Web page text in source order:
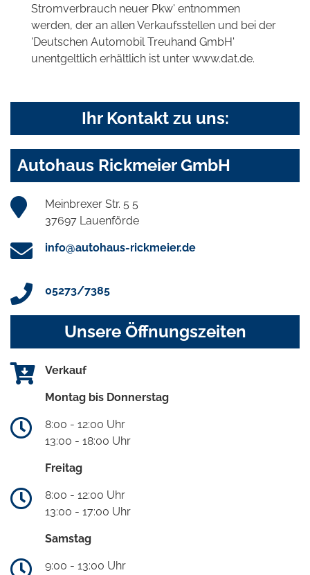
Stromverbrauch neuer Pkw' entnommen
werden, der an allen Verkaufsstellen und bei der
'Deutschen Automobil Treuhand GmbH'
unentgeltlich erhältlich ist unter www.dat.de.
Ihr Kontakt zu uns:
Autohaus Rickmeier GmbH
Meinbrexer Str. 5 5
37697 Lauenförde
info@autohaus-rickmeier.de
05273/7385
Unsere Öffnungszeiten
Verkauf
Montag bis Donnerstag
8:00 - 12:00 Uhr
13:00 - 18:00 Uhr
Freitag
8:00 - 12:00 Uhr
13:00 - 17:00 Uhr
Samstag
9:00 - 13:00 Uhr